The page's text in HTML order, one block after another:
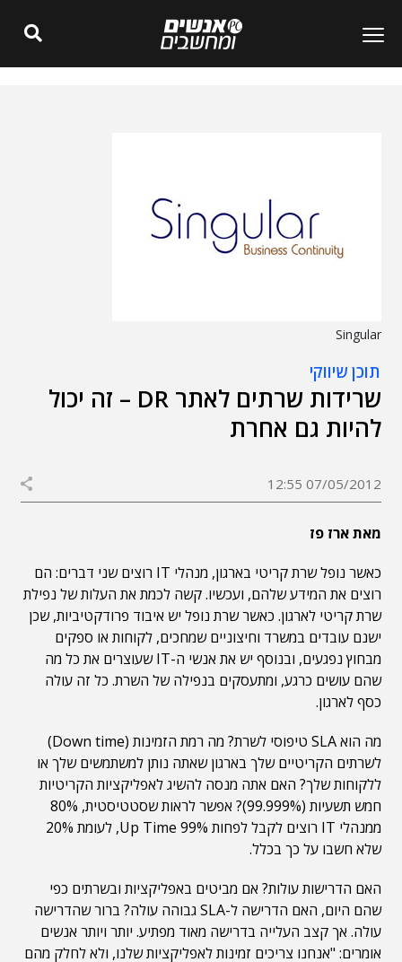
Singular
תוכן שיווקי
שרידות שרתים לאתר DR – זה יכול
להיות גם אחרת
07/05/2012 12:55
מאת ארז פז
כאשר נופל שרת קריטי בארגון, מנהלי IT רוצים שני דברים: הם
רוצים את המידע שלהם, ועכשיו. קשה לכמת את העלות של נפילת
שרת קריטי לארגון. כאשר שרת נופל יש איבוד פרודקטיביות, שכן
ישנם עובדים במשרד וחיצוניים שמחכים, לקוחות או ספקים
מבחוץ נפגעים, ובנוסף יש את אנשי ה-IT שעוצרים את כל מה
שהם עושים כרגע, ומתעסקים בנפילה של השרת. כל זה עולה
כסף לארגון.
מה הוא SLA טיפוסי לשרת? מה רמת הזמינות (Down time)
לשרתים הקריטיים שלך בארגון שאתה נותן למשתמשים שלך או
ללקוחות שלך? האם אתה מנסה להשיג לאפליקציות הקריטיות
חמש תשעיות (99.999%)? אפשר לראות שסטטיסטית, 80%
ממנהלי IT רוצים לקבל לפחות 99% Up Time, לעומת 20%
שלא חשבו על כך בכלל.
האם הדרישות עולות? אם מביטים באפליקציות ובשרתים כפי
שהם היום, האם הדרישה ל-SLA גבוהה עולה? ברור שהדרישה
עולה. אך קצב העלייה בדרישה מאוד מפתיע. יותר ויותר אנשים
אומרים: "אנחנו צריכים זמינות לאפליקציות שלנו, ולא לחלק מהם